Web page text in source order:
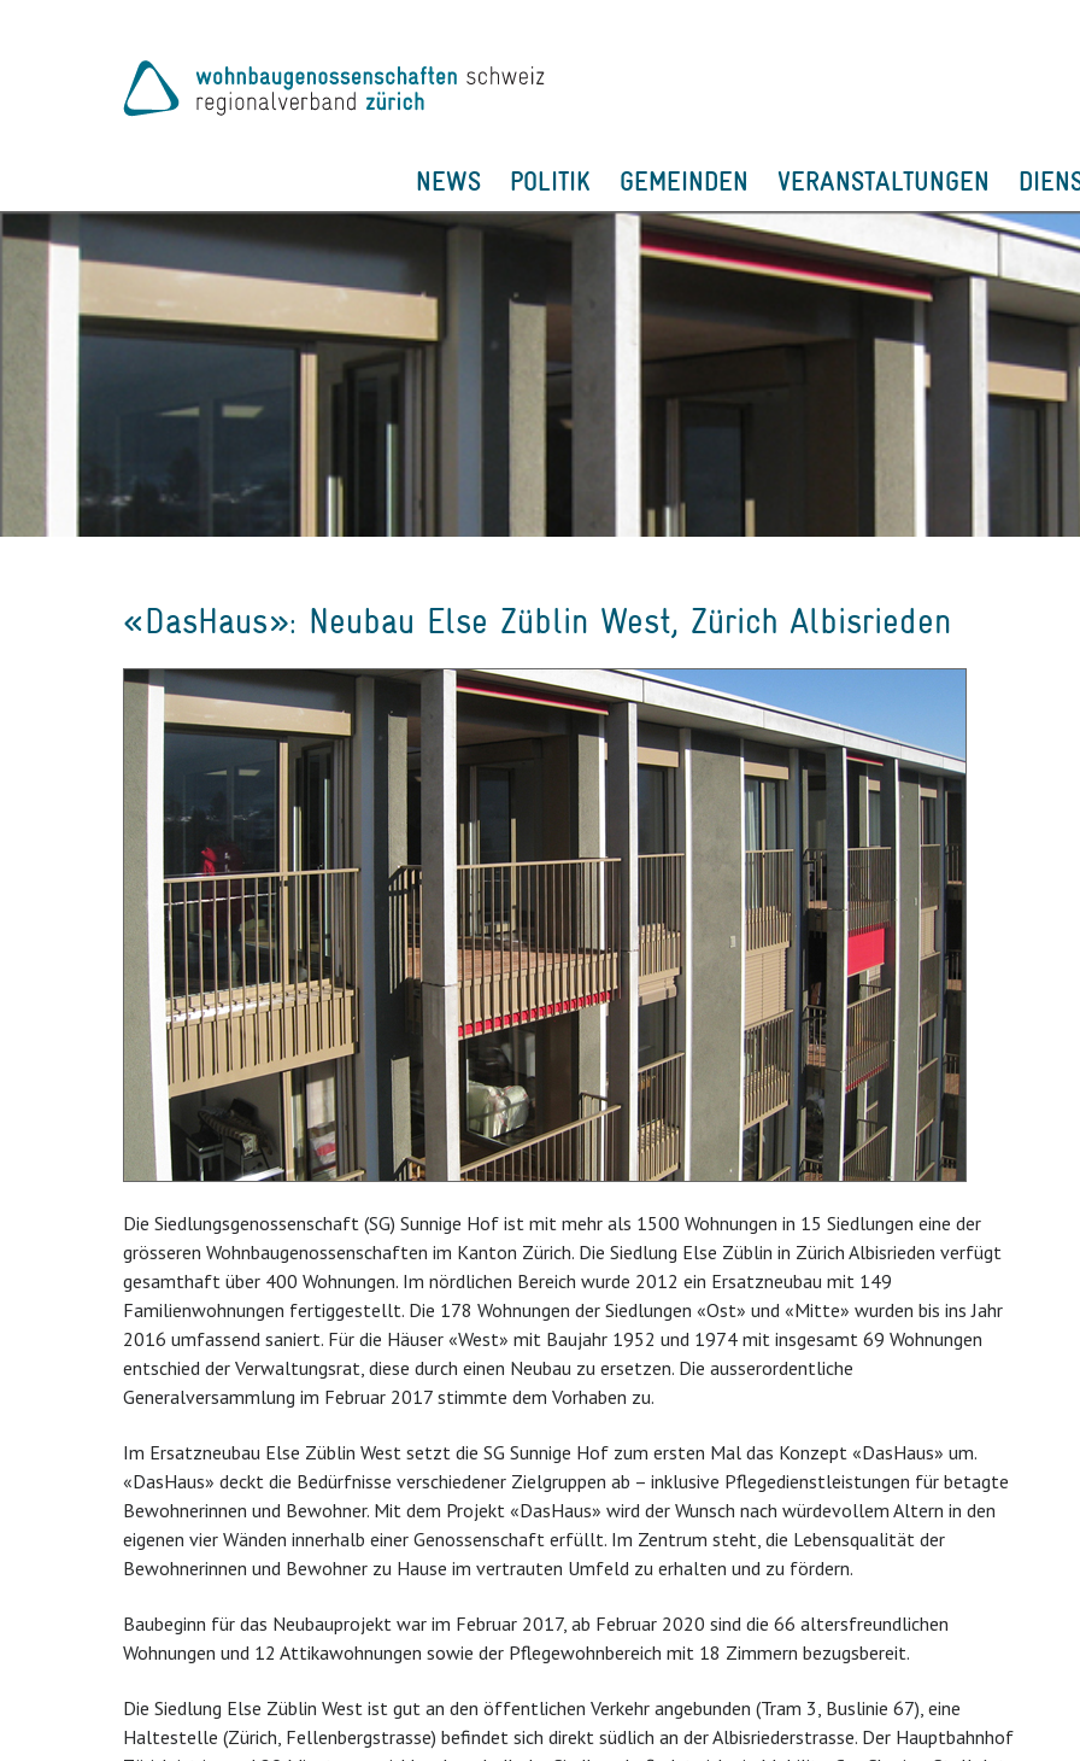
NEWS POLITIK GEMEINDEN VERANSTALTUNGEN
«DasHaus»: Neubau Else Züblin West, Zürich Albisrieden
Die Siedlungsgenossenschaft (SG) Sunnige Hof ist mit mehr als 1500 Wohnungen in 15 Siedlungen eine der
grösseren Wohnbaugenossenschaften im Kanton Zürich. Die Siedlung Else Züblin in Zürich Albisrieden verfügt
gesamthaft über 400 Wohnungen. Im nördlichen Bereich wurde 2012 ein Ersatzneubau mit 149
Familienwohnungen fertiggestellt. Die 178 Wohnungen der Siedlungen «Ost» und «Mitte» wurden bis ins Jahr
2016 umfassend saniert. Für die Häuser «West» mit Baujahr 1952 und 1974 mit insgesamt 69 Wohnungen
entschied der Verwaltungsrat, diese durch einen Neubau zu ersetzen. Die ausserordentliche
Generalversammlung im Februar 2017 stimmte dem Vorhaben zu.
Im Ersatzneubau Else Züblin West setzt die SG Sunnige Hof zum ersten Mal das Konzept «DasHaus» um.
«DasHaus» deckt die Bedürfnisse verschiedener Zielgruppen ab – inklusive Pflegedienstleistungen für betagte
Bewohnerinnen und Bewohner. Mit dem Projekt «DasHaus» wird der Wunsch nach würdevollem Altern in den
eigenen vier Wänden innerhalb einer Genossenschaft erfüllt. Im Zentrum steht, die Lebensqualität der
Bewohnerinnen und Bewohner zu Hause im vertrauten Umfeld zu erhalten und zu fördern.
Baubeginn für das Neubauprojekt war im Februar 2017, ab Februar 2020 sind die 66 altersfreundlichen
Wohnungen und 12 Attikawohnungen sowie der Pflegewohnbereich mit 18 Zimmern bezugsbereit.
Die Siedlung Else Züblin West ist gut an den öffentlichen Verkehr angebunden (Tram 3, Buslinie 67), eine
Haltestelle (Zürich, Fellenbergstrasse) befindet sich direkt südlich an der Albisriederstrasse. Der Hauptbahnhof